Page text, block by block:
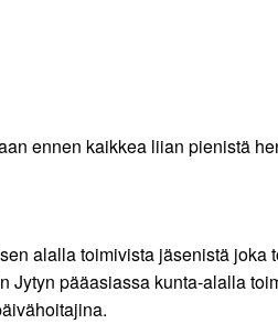
ennen kaikkea liian pienistä
alalla toimivista jäsenistä
Jytyn pääasiassa kunta-alalla